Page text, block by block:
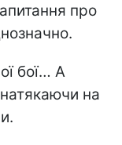
про
бої… А
на